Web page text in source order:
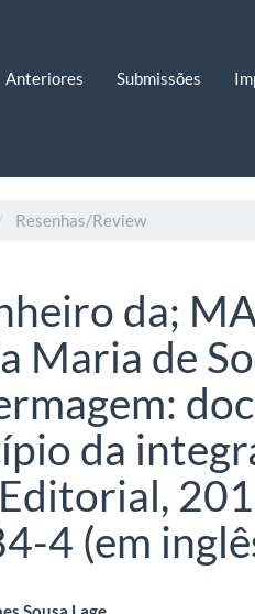
Anteriores Submissões
Resenhas/Review
da;
Maria de
da
Editorial,
4 (em